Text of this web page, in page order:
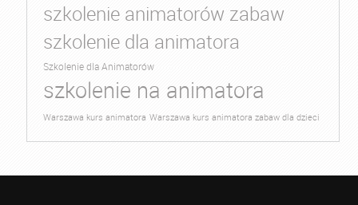
szkolenie animatorów zabaw
szkolenie dla animatora
Szkolenie dla Animatorów
szkolenie na animatora
Warszawa kurs animatora Warszawa kurs animatora zabaw dla dzieci